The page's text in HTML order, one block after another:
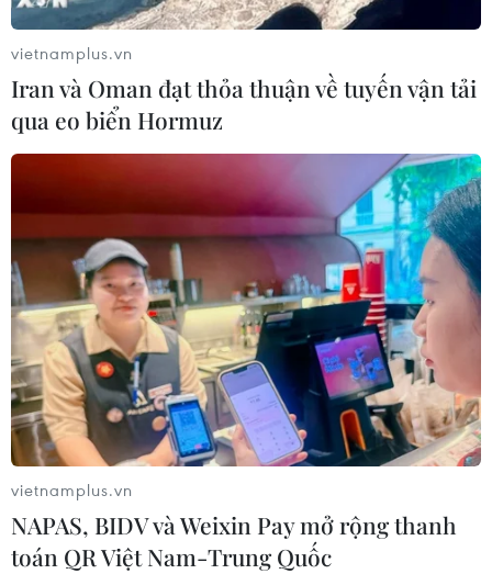
vietnamplus.vn
Iran và Oman đạt thỏa thuận về tuyến vận tải
qua eo biển Hormuz
vietnamplus.vn
NAPAS, BIDV và Weixin Pay mở rộng thanh
toán QR Việt Nam-Trung Quốc